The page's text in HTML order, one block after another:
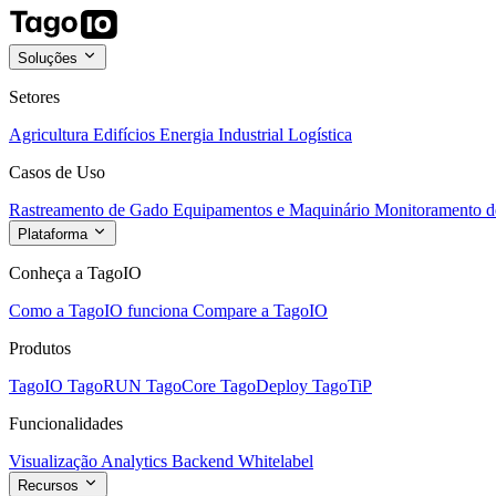
Soluções
Setores
Agricultura Edifícios Energia Industrial Logística
Casos de Uso
Rastreamento de Gado Equipamentos e Maquinário Monitoramento
Plataforma
Conheça a TagoIO
Como a TagoIO funciona Compare a TagoIO
Produtos
TagoIO TagoRUN TagoCore TagoDeploy TagoTiP
Funcionalidades
Visualização Analytics Backend Whitelabel
Recursos